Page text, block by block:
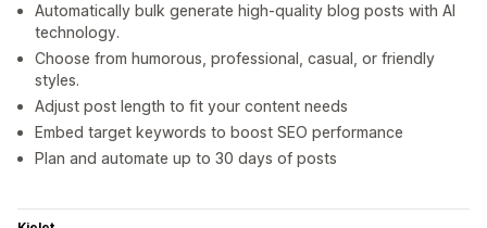
Automatically bulk generate high-quality blog posts with AI
technology.
Choose from humorous, professional, casual, or friendly
styles.
Adjust post length to fit your content needs
Embed target keywords to boost SEO performance
Plan and automate up to 30 days of posts